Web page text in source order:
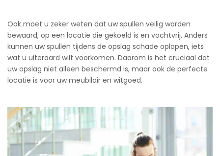
Ook moet u zeker weten dat uw spullen veilig worden
bewaard, op een locatie die gekoeld is en vochtvrij. Anders
kunnen uw spullen tijdens de opslag schade oplopen, iets
wat u uiteraard wilt voorkomen. Daarom is het cruciaal dat
uw opslag niet alleen beschermd is, maar ook de perfecte
locatie is voor uw meubilair en witgoed.